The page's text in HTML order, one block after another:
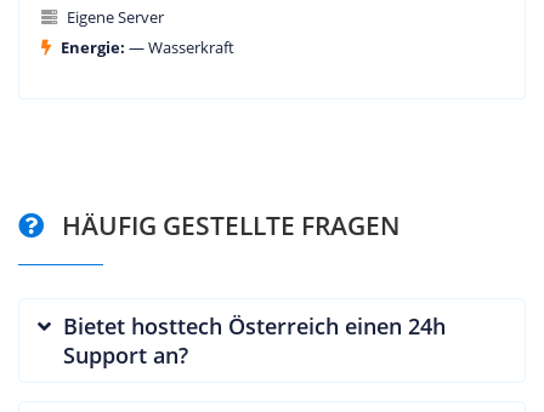
Eigene Server
Energie: — Wasserkraft
HÄUFIG GESTELLTE FRAGEN
Bietet hosttech Österreich einen 24h
Support an?